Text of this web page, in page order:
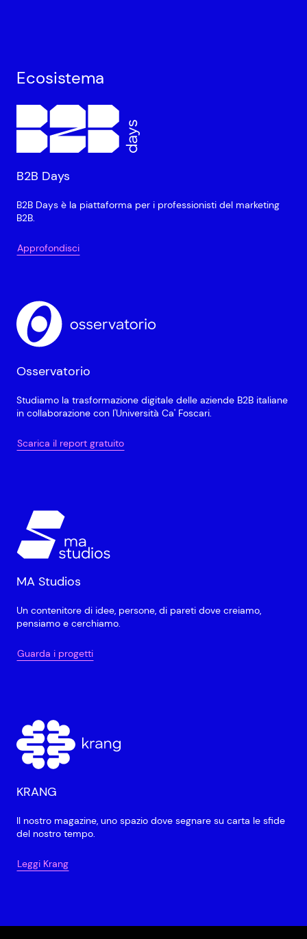
Ecosistema
B2B Days
B2B Days è la piattaforma per i professionisti del marketing
B2B.
Approfondisci
Osservatorio
Studiamo la trasformazione digitale delle aziende B2B italiane
in collaborazione con l'Università Ca' Foscari.
Scarica il report gratuito
MA Studios
Un contenitore di idee, persone, di pareti dove creiamo,
pensiamo e cerchiamo.
Guarda i progetti
KRANG
Il nostro magazine, uno spazio dove segnare su carta le sfide
del nostro tempo.
Leggi Krang